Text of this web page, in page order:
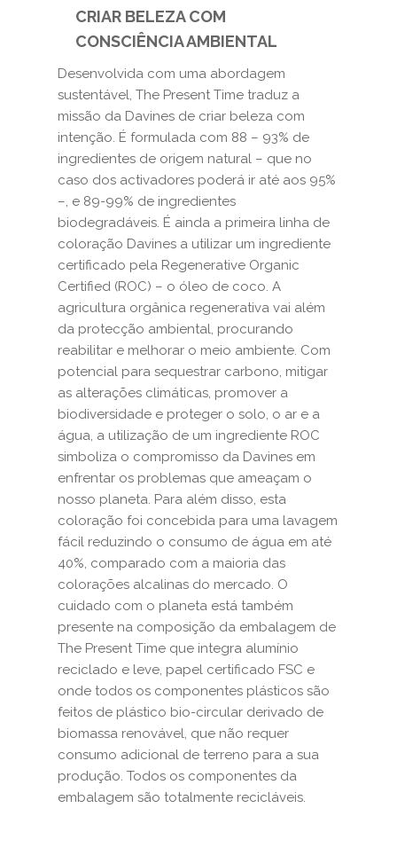
CRIAR BELEZA COM
CONSCIÊNCIA AMBIENTAL
Desenvolvida com uma abordagem
sustentável, The Present Time traduz a
missão da Davines de criar beleza com
intenção. É formulada com 88 – 93% de
ingredientes de origem natural – que no
caso dos activadores poderá ir até aos 95%
–, e 89-99% de ingredientes
biodegradáveis. É ainda a primeira linha de
coloração Davines a utilizar um ingrediente
certificado pela Regenerative Organic
Certified (ROC) – o óleo de coco. A
agricultura orgânica regenerativa vai além
da protecção ambiental, procurando
reabilitar e melhorar o meio ambiente. Com
potencial para sequestrar carbono, mitigar
as alterações climáticas, promover a
biodiversidade e proteger o solo, o ar e a
água, a utilização de um ingrediente ROC
simboliza o compromisso da Davines em
enfrentar os problemas que ameaçam o
nosso planeta. Para além disso, esta
coloração foi concebida para uma lavagem
fácil reduzindo o consumo de água em até
40%, comparado com a maioria das
colorações alcalinas do mercado. O
cuidado com o planeta está também
presente na composição da embalagem de
The Present Time que integra alumínio
reciclado e leve, papel certificado FSC e
onde todos os componentes plásticos são
feitos de plástico bio-circular derivado de
biomassa renovável, que não requer
consumo adicional de terreno para a sua
produção. Todos os componentes da
embalagem são totalmente recicláveis.